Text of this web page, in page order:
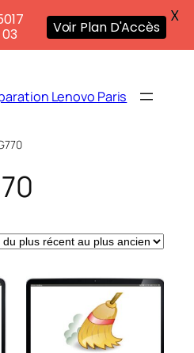
Lenovo Paris
Voir Plan D'Accès
X